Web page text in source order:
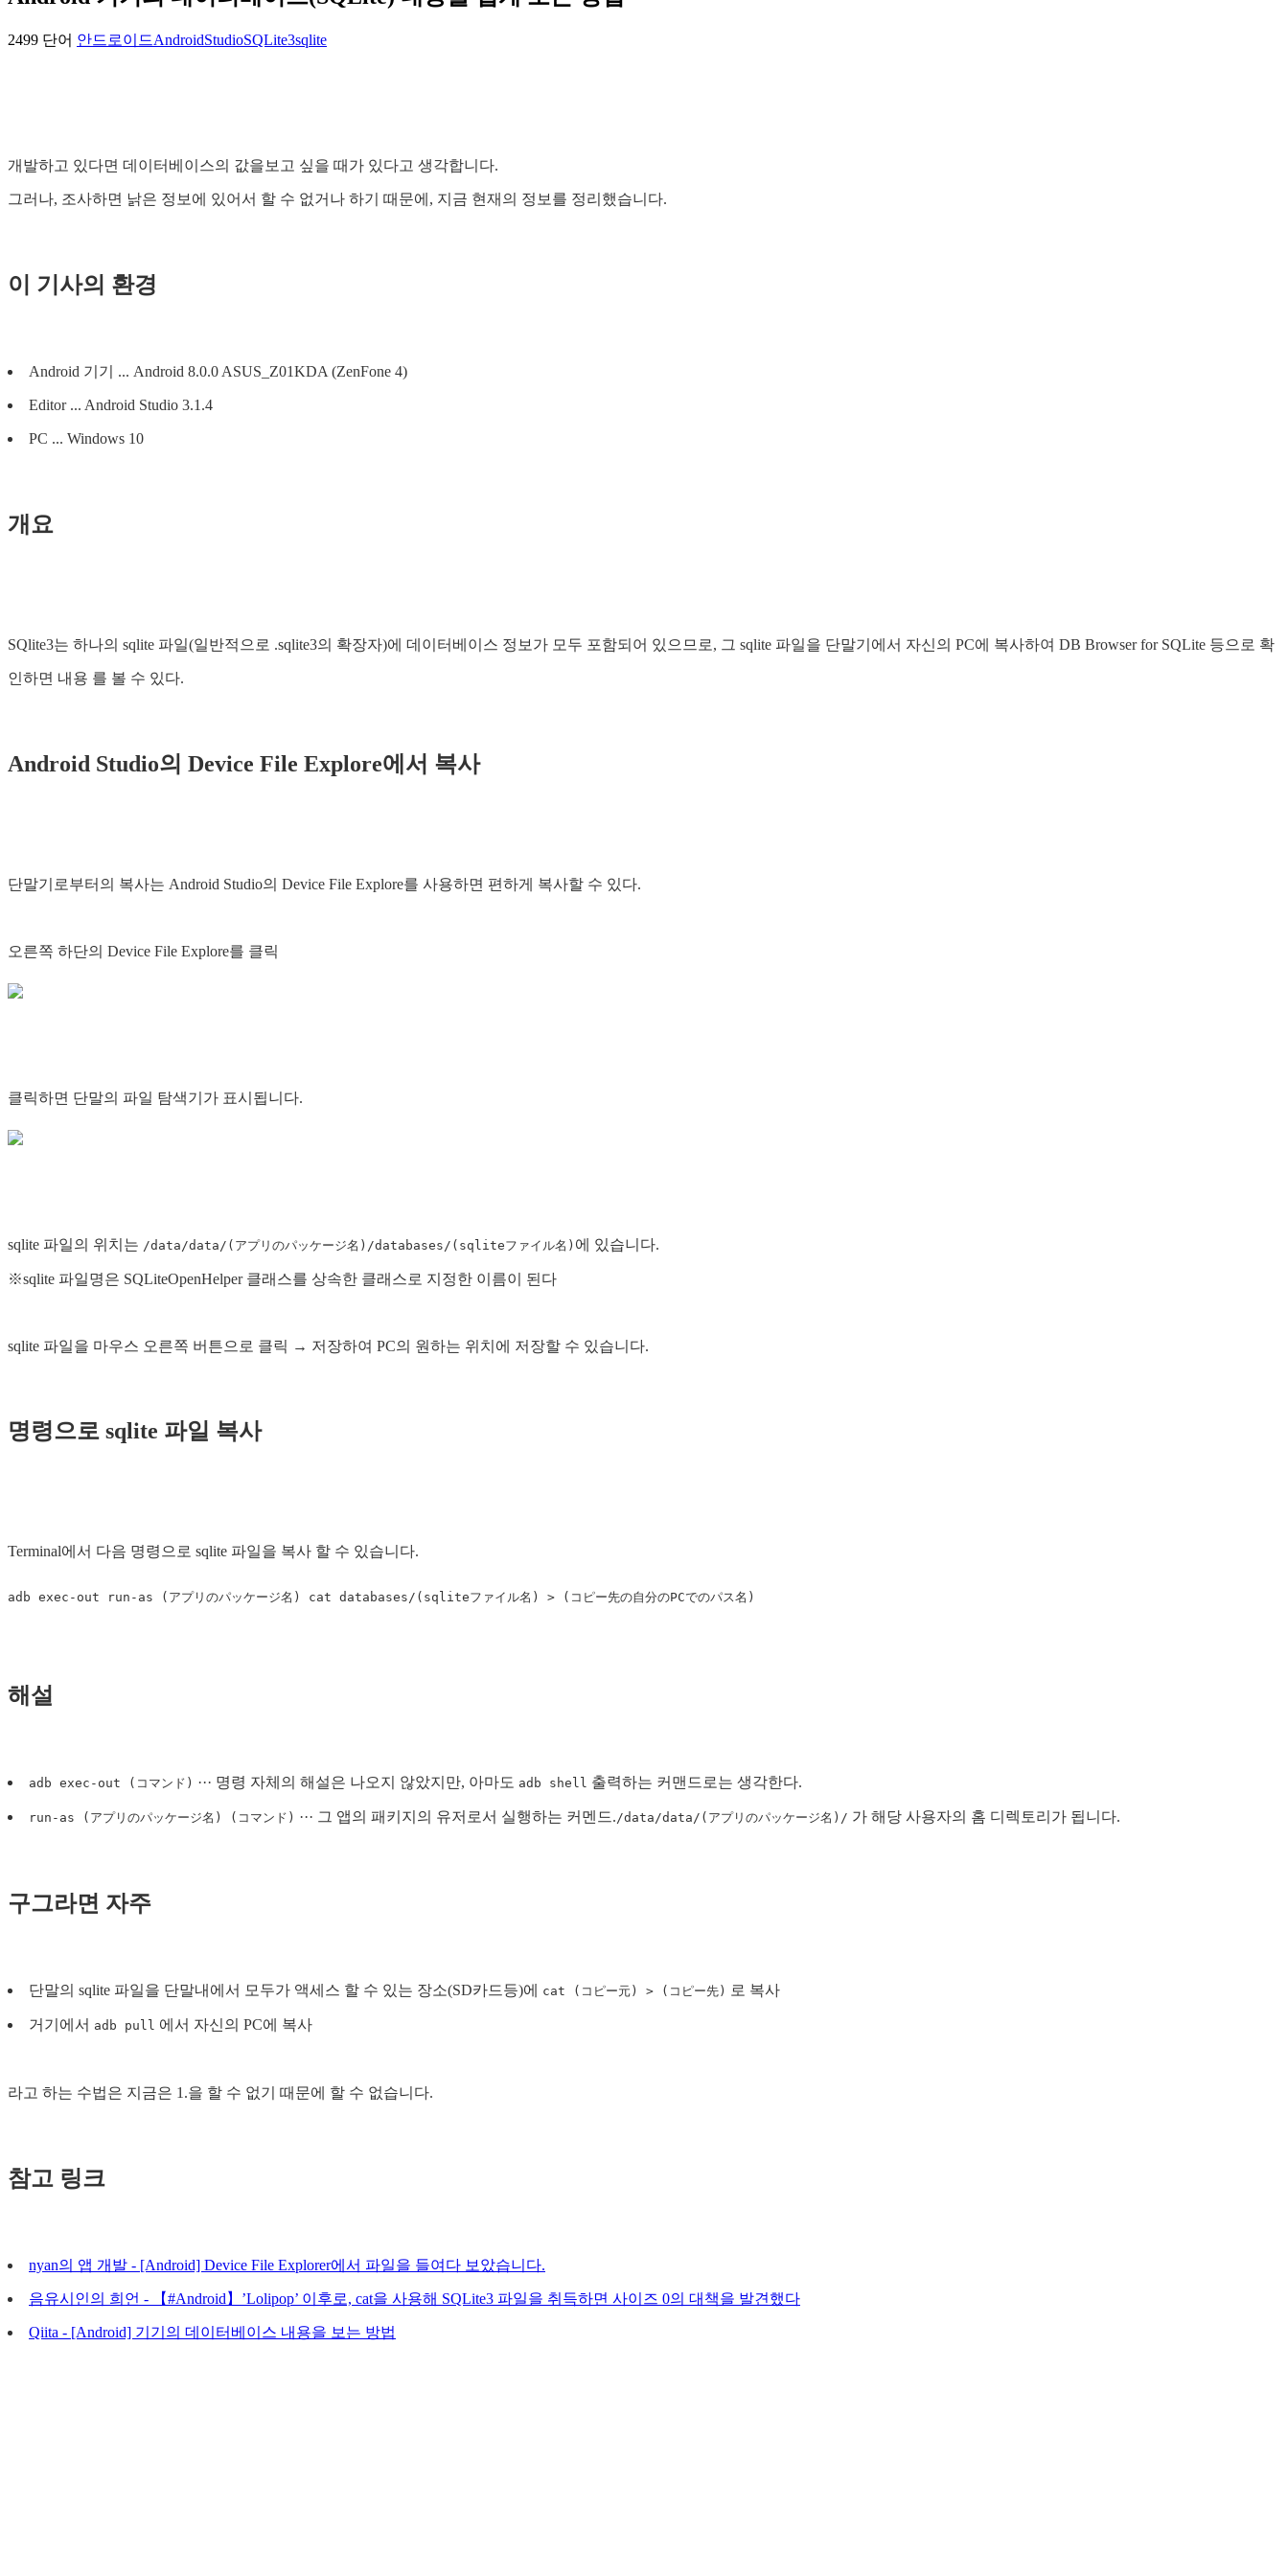
2499 단어 안드로이드AndroidStudioSQLite3sqlite
개발하고 있다면 데이터베이스의 값을보고 싶을 때가 있다고 생각합니다.
그러나, 조사하면 낡은 정보에 있어서 할 수 없거나 하기 때문에, 지금 현재의 정보를 정리했습니다.
이 기사의 환경
Android 기기 ... Android 8.0.0 ASUS_Z01KDA (ZenFone 4)
Editor ... Android Studio 3.1.4
PC ... Windows 10
개요
SQlite3는 하나의 sqlite 파일(일반적으로 .sqlite3의 확장자)에 데이터베이스 정보가 모두 포함되어 있으므로, 그 sqlite 파일을 단말기에서 자신의 PC에 복사하여 DB Browser for SQLite 등으로 확
인하면 내용 를 볼 수 있다.
Android Studio의 Device File Explore에서 복사
단말기로부터의 복사는 Android Studio의 Device File Explore를 사용하면 편하게 복사할 수 있다.
오른쪽 하단의 Device File Explore를 클릭
클릭하면 단말의 파일 탐색기가 표시됩니다.
sqlite 파일의 위치는 /data/data/(アプリのパッケージ名)/databases/(sqliteファイル名) 에 있습니다.
※sqlite 파일명은 SQLiteOpenHelper 클래스를 상속한 클래스로 지정한 이름이 된다
sqlite 파일을 마우스 오른쪽 버튼으로 클릭 → 저장하여 PC의 원하는 위치에 저장할 수 있습니다.
명령으로 sqlite 파일 복사
Terminal에서 다음 명령으로 sqlite 파일을 복사 할 수 있습니다.
해설
adb exec-out (コマンド) ··· 명령 자체의 해설은 나오지 않았지만, 아마도 adb shell 출력하는 커맨드로는 생각한다.
run-as (アプリのパッケージ名) (コマンド) ··· 그 앱의 패키지의 유저로서 실행하는 커멘드./data/data/(アプリのパッケージ名)/ 가 해당 사용자의 홈 디렉토리가 됩니다.
구그라면 자주
단말의 sqlite 파일을 단말내에서 모두가 액세스 할 수 있는 장소(SD카드등)에 cat (コピー元) > (コピー先) 로 복사
거기에서 adb pull 에서 자신의 PC에 복사
라고 하는 수법은 지금은 1.을 할 수 없기 때문에 할 수 없습니다.
참고 링크
nyan의 앱 개발 - [Android] Device File Explorer에서 파일을 들여다 보았습니다.
음유시인의 희언 - 【#Android】’Lolipop’ 이후로, cat을 사용해 SQLite3 파일을 취득하면 사이즈 0의 대책을 발견했다
Qiita - [Android] 기기의 데이터베이스 내용을 보는 방법